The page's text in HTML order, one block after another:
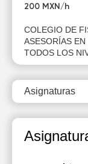
200 MXN/h
COLEGIO DE
ASESORÍAS
TODOS LOS
Asignaturas
11:30
15:00